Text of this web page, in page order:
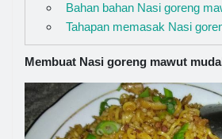
Bahan bahan Nasi goreng
Tahapan memasak Nasi
Membuat Nasi goreng mawut